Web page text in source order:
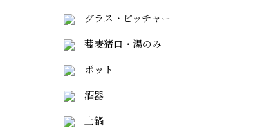
グラス・ピッチャー
蕎麦猪口・湯のみ
ポット
酒器
土鍋